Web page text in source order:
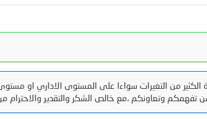
من التغيرات سواءا على المستوى الاداري او
وتعاونكم ،مع خالص الشكر والتقدير والاحترام